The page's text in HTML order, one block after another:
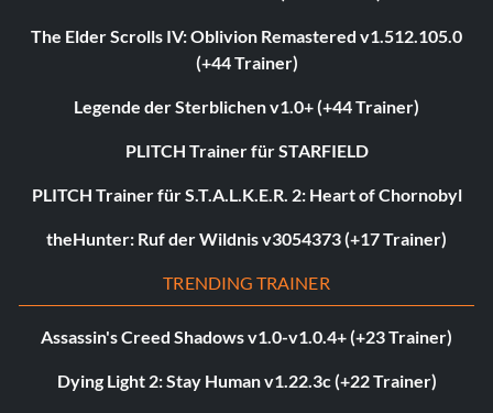
The Elder Scrolls IV: Oblivion Remastered v1.512.105.0
(+44 Trainer)
Legende der Sterblichen v1.0+ (+44 Trainer)
PLITCH Trainer für STARFIELD
PLITCH Trainer für S.T.A.L.K.E.R. 2: Heart of Chornobyl
theHunter: Ruf der Wildnis v3054373 (+17 Trainer)
TRENDING TRAINER
Assassin's Creed Shadows v1.0-v1.0.4+ (+23 Trainer)
Dying Light 2: Stay Human v1.22.3c (+22 Trainer)